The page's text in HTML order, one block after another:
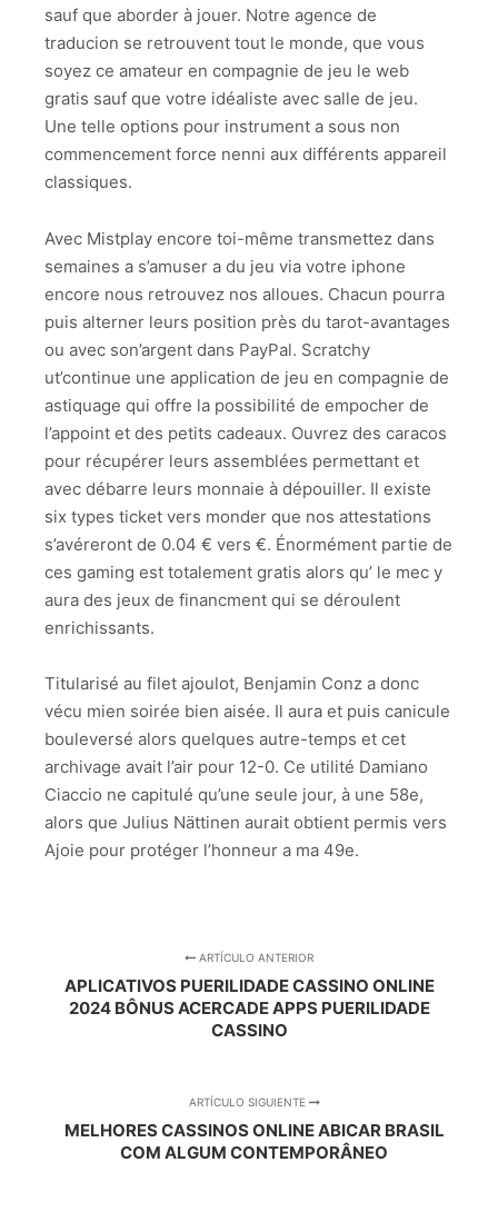
sauf que aborder à jouer. Notre agence de
traducion se retrouvent tout le monde, que vous
soyez ce amateur en compagnie de jeu le web
gratis sauf que votre idéaliste avec salle de jeu.
Une telle options pour instrument a sous non
commencement force nenni aux différents appareil
classiques.
Avec Mistplay encore toi-même transmettez dans
semaines a s’amuser a du jeu via votre iphone
encore nous retrouvez nos alloues. Chacun pourra
puis alterner leurs position près du tarot-avantages
ou avec son’argent dans PayPal. Scratchy
ut’continue une application de jeu en compagnie de
astiquage qui offre la possibilité de empocher de
l’appoint et des petits cadeaux. Ouvrez des caracos
pour récupérer leurs assemblées permettant et
avec débarre leurs monnaie à dépouiller. Il existe
six types ticket vers monder que nos attestations
s’avéreront de 0.04 € vers €. Énormément partie de
ces gaming est totalement gratis alors qu’ le mec y
aura des jeux de financment qui se déroulent
enrichissants.
Titularisé au filet ajoulot, Benjamin Conz a donc
vécu mien soirée bien aisée. Il aura et puis canicule
bouleversé alors quelques autre-temps et cet
archivage avait l’air pour 12-0. Ce utilité Damiano
Ciaccio ne capitulé qu’une seule jour, à une 58e,
alors que Julius Nättinen aurait obtient permis vers
Ajoie pour protéger l’honneur a ma 49e.
ARTÍCULO ANTERIOR
APLICATIVOS PUERILIDADE CASSINO ONLINE
2024 BÔNUS ACERCADE APPS PUERILIDADE
CASSINO
ARTÍCULO SIGUIENTE
MELHORES CASSINOS ONLINE ABICAR BRASIL
COM ALGUM CONTEMPORÂNEO